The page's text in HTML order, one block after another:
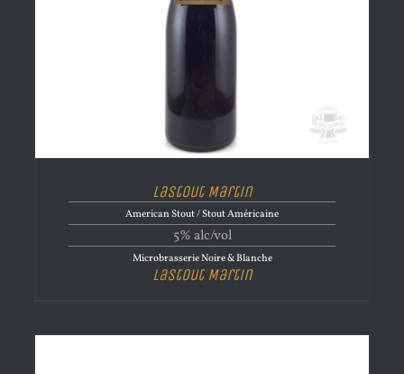
Lastout Martin
American Stout / Stout Américaine
5% alc/vol
Microbrasserie Noire & Blanche
Lastout Martin